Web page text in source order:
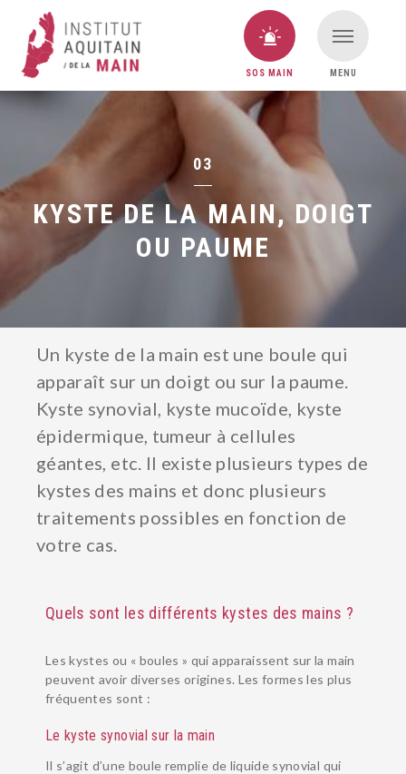
SOS MAIN
VOUS AVEZ UNE URGENCE MAIN ?
MENU
03
KYSTE DE LA MAIN, DOIGT
OU PAUME
Un kyste de la main est une boule qui
apparaît sur un doigt ou sur la paume.
Kyste synovial, kyste mucoïde, kyste
épidermique, tumeur à cellules
géantes, etc. Il existe plusieurs types de
kystes des mains et donc plusieurs
traitements possibles en fonction de
votre cas.
Quels sont les différents kystes des mains ?
Les kystes ou « boules » qui apparaissent sur la main
peuvent avoir diverses origines. Les formes les plus
fréquentes sont :
Le kyste synovial sur la main
Il s’agit d’une boule remplie de liquide synovial qui